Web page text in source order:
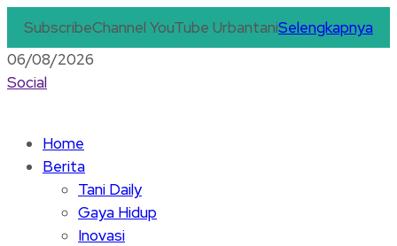
SubscribeChannel YouTube UrbantaniSelengkapnya
06/08/2026
Social
Home
Berita
Tani Daily
Gaya Hidup
Inovasi